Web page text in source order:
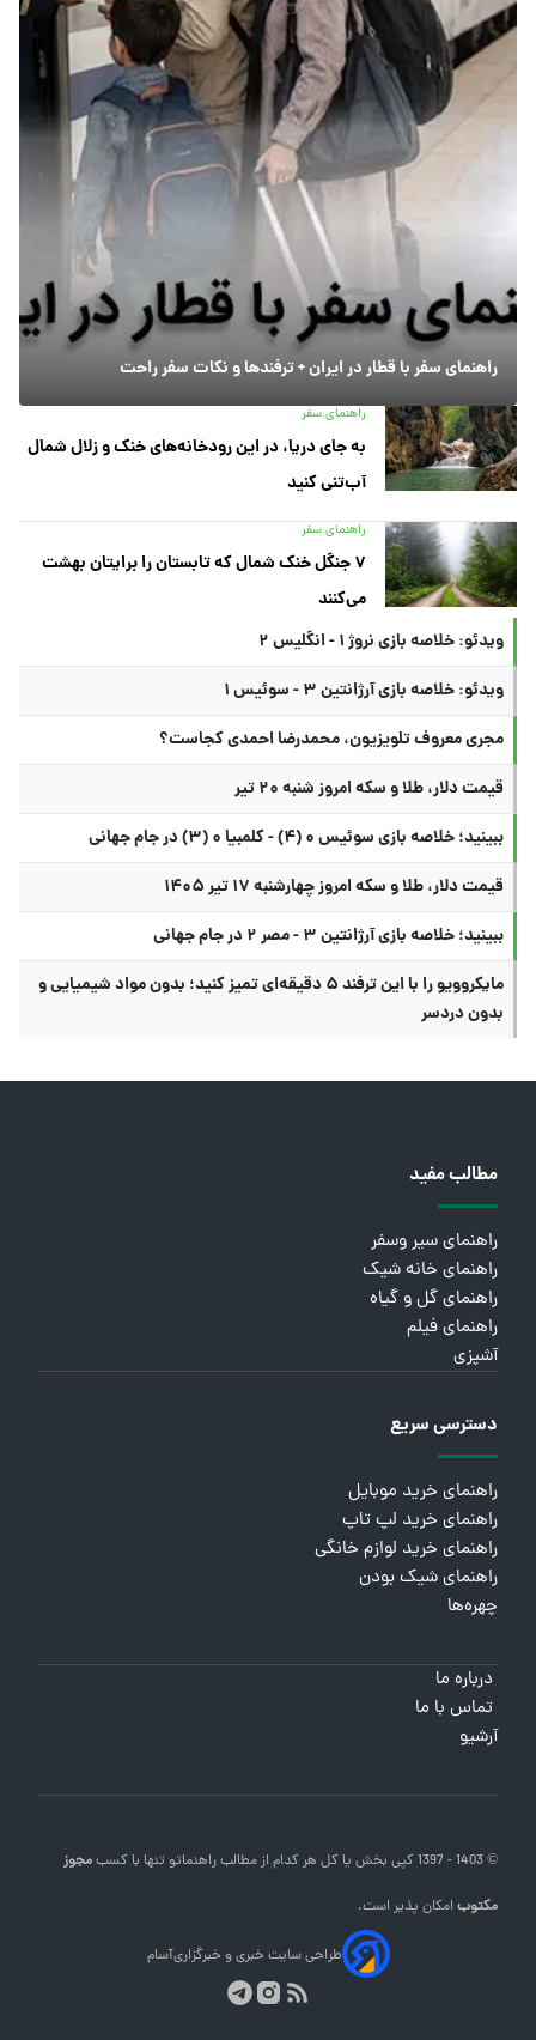
راهنمای سفر با قطار در ایران + ترفندها و نکات سفر راحت
راهنمای سفر
به جای دریا، در این رودخانه‌های خنک و زلال شمال
آب‌تنی کنید
راهنمای سفر
۷ جنگل خنک شمال که تابستان را برایتان بهشت
می‌کنند
ویدئو: خلاصه بازی نروژ ۱ - انگلیس ۲
ویدئو: خلاصه بازی آرژانتین ۳ - سوئیس ۱
مجری معروف تلویزیون، محمدرضا احمدی کجاست؟
قیمت دلار، طلا و سکه امروز شنبه ۲۰ تیر
ببینید؛ خلاصه بازی سوئیس ۰ (۴) - کلمبیا ۰ (۳) در جام جهانی
قیمت دلار، طلا و سکه امروز چهارشنبه ۱۷ تیر ۱۴۰۵
ببینید؛ خلاصه بازی آرژانتین ۳ - مصر ۲ در جام جهانی
مایکروویو را با این ترفند ۵ دقیقه‌ای تمیز کنید؛ بدون مواد شیمیایی و
بدون دردسر
مطالب مفید
راهنمای سیر وسفر
راهنمای خانه شیک
راهنمای گل و گیاه
راهنمای فیلم
آشپزی
دسترسی سریع
راهنمای خرید موبایل
راهنمای خرید لپ تاپ
راهنمای خرید لوازم خانگی
راهنمای شیک بودن
چهره‌ها
درباره ما
تماس با ما
آرشیو
© 1403 - 1397 کپی بخش یا کل هر کدام از مطالب راهنماتو تنها با کسبمجوز
مکتوبامکان پذیر است.
طراحی سایت خبری و خبرگزاریآسام